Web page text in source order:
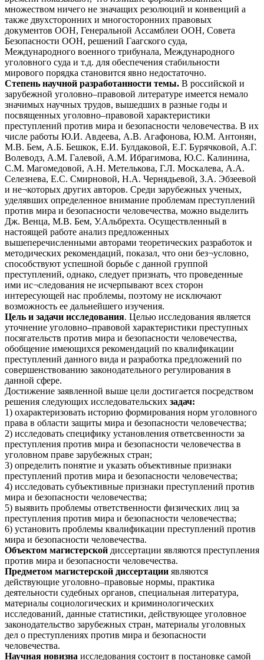
множеством ничего не значащих резолюций и конвенций а
также двухсторонних и многосторонних правовых
документов ООН, Генеральной Ассамблеи ООН, Совета
Безопасности ООН, решений Гаагского суда,
Международного военного трибунала, Международного
уголовного суда и т.д. для обеспечения стабильности
мирового порядка становится явно недостаточно.
Степень научной разработанности темы. В российской и
зарубежной уголовно–правовой литературе имеется немало
значимых научных трудов, вышедших в разные годы и
посвященных уголовно–правовой характеристики
преступлений против мира и безопасности человечества. В их
числе работы Ю.И. Авдеева, А.В. Агафонова, Ю.М. Антонян,
М.В. Бем, А.Б. Бешкок, Е.И. Булдаковой, Е.Г. Бурячковой, А.Г.
Волеводз, А.М. Галевой, А.М. Ибрагимова, Ю.С. Калинина,
С.М. Магомедовой, А.Н. Метелькова, Г.Л. Москалева, А.А.
Селезнева, Е.С. Смирновой, Н.А. Чернядьевой, З.А. Эбзеевой
и не¬которых других авторов. Среди зарубежных ученых,
уделявших определенное внимание проблемам преступлений
против мира и безопасности человечества, можно выделить
Дж. Венца, М.В. Бем, У.Альбрехта. Осуществленный в
настоящей работе анализ предложенных
вышеперечисленными авторами теоретических разработок и
методических рекомендаций, показал, что они без¬условно,
способствуют успешной борьбе с данной группой
преступлений, однако, следует признать, что проведенные
ими ис¬следования не исчерпывают всех сторон
интересующей нас проблемы, поэтому не исключают
возможность ее дальнейшего изучения.
Цель и задачи исследования. Целью исследования является
уточнение уголовно–правовой характеристики преступных
посягательств против мира и безопасности человечества,
обобщение имеющихся рекомендаций по квалификации
преступлений данного вида и разработка предложений по
совершенствованию законодательного регулирования в
данной сфере.
Достижение заявленной выше цели достигается посредством
решения следующих исследовательских задач:
1) охарактеризовать историю формирования норм уголовного
права в области защиты мира и безопасности человечества;
2) исследовать специфику установления ответсвенности за
преступления против мира и безопасности человечества в
уголовном праве зарубежных стран;
3) определить понятие и указать объективные признаки
преступлений против мира и безопасности человечества;
4) исследовать субъективные признаки преступлений против
мира и безопасности человечества;
5) выявить проблемы ответственности физических лиц за
преступления против мира и безопасности человечества;
6) установить проблемы квалификации преступлений против
мира и безопасности человечества.
Объектом магистерской диссертации являются преступления
против мира и безопасности человечества.
Предметом магистерской диссертации являются
действующие уголовно–правовые нормы, практика
деятельности судебных органов, специальная литература,
материалы социологических и криминологических
исследований, данные статистики, действующее уголовное
законодательство зарубежных стран, материалы уголовных
дел о преступлениях против мира и безопасности
человечества.
Научная новизна исследования состоит в постановке самой